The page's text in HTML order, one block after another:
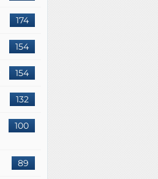
174
154
154
132
100
89